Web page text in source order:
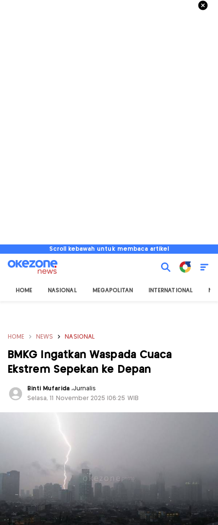
Scroll kebawah untuk membaca artikel
HOME NASIONAL MEGAPOLITAN INTERNATIONAL
HOME NEWS NASIONAL
BMKG Ingatkan Waspada Cuaca
Ekstrem Sepekan ke Depan
Binti Mufarida ,Jurnalis
Selasa, 11 November 2025 |06:25 WIB